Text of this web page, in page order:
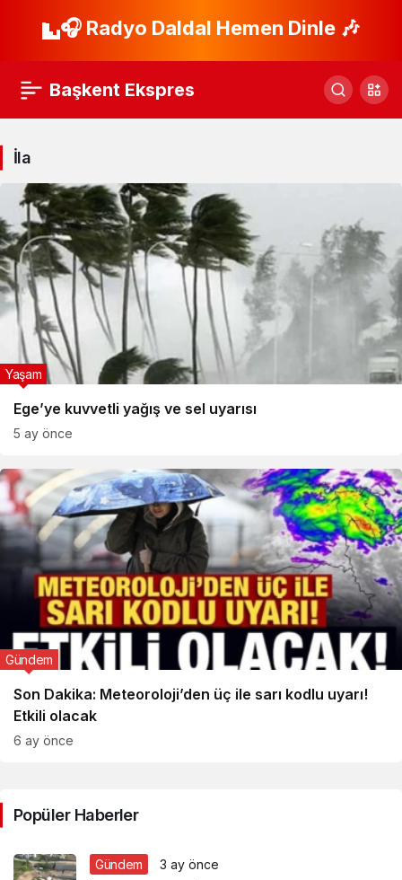
🎧 Radyo Daldal Hemen Dinle 🎶
Başkent Ekspres
İla
Ege’ye kuvvetli yağış ve sel uyarısı
Yaşam
5 ay önce
Son Dakika: Meteoroloji’den üç ile sarı kodlu uyarı!
Etkili olacak
Gündem
6 ay önce
Popüler Haberler
Gündem 3 ay önce